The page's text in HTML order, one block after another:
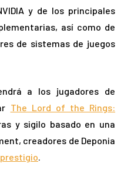
y de los principales
así como de
de sistemas de juegos
a los jugadores de
The Lord of the Rings:
y sigilo basado en una
creadores de Deponia
.